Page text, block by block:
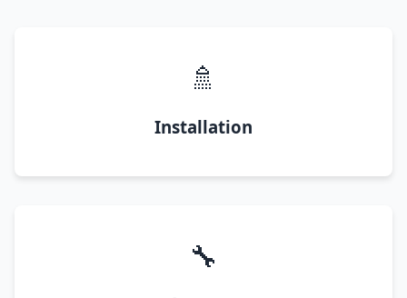
🚿
Installation
🔧